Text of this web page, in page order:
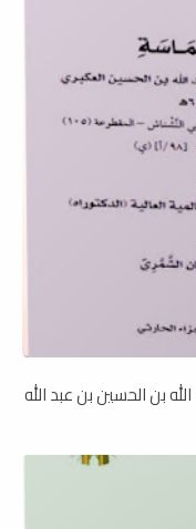
بن الحسين بن عبد الله